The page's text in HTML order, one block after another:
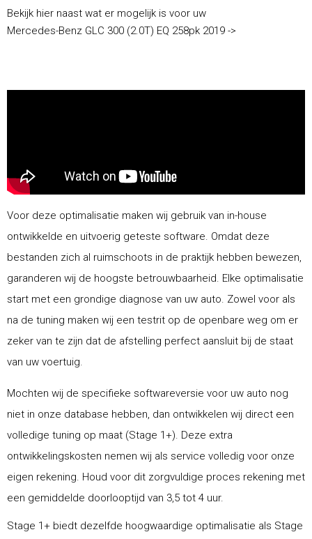
Bekijk hier naast wat er mogelijk is voor uw
Mercedes-Benz GLC 300 (2.0T) EQ 258pk 2019 ->
Voor deze optimalisatie maken wij gebruik van in-house
ontwikkelde en uitvoerig geteste software. Omdat deze
bestanden zich al ruimschoots in de praktijk hebben bewezen,
garanderen wij de hoogste betrouwbaarheid. Elke optimalisatie
start met een grondige diagnose van uw auto. Zowel voor als
na de tuning maken wij een testrit op de openbare weg om er
zeker van te zijn dat de afstelling perfect aansluit bij de staat
van uw voertuig.
Mochten wij de specifieke softwareversie voor uw auto nog
niet in onze database hebben, dan ontwikkelen wij direct een
volledige tuning op maat (Stage 1+). Deze extra
ontwikkelingskosten nemen wij als service volledig voor onze
eigen rekening. Houd voor dit zorgvuldige proces rekening met
een gemiddelde doorlooptijd van 3,5 tot 4 uur.
Stage 1+ biedt dezelfde hoogwaardige optimalisatie als Stage